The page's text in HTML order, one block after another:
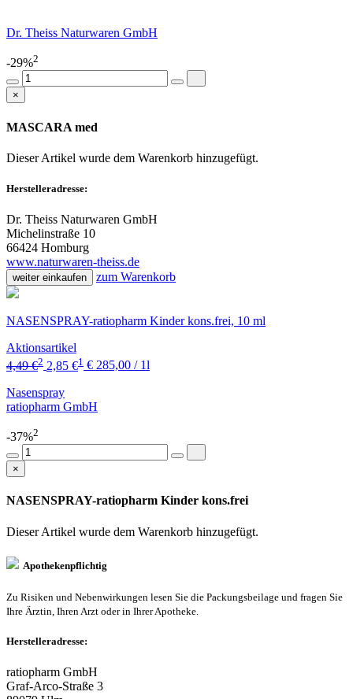
Dr. Theiss Naturwaren GmbH
-29%2
×
MASCARA med
Dieser Artikel wurde dem Warenkorb hinzugefügt.
Herstelleradresse:
Dr. Theiss Naturwaren GmbH
Michelinstraße 10
66424 Homburg
www.naturwaren-theiss.de
weiter einkaufen zum Warenkorb
NASENSPRAY-ratiopharm Kinder kons.frei, 10 ml
Aktionsartikel
4,49 €2 2,85 €1 € 285,00 / 1l
Nasenspray
ratiopharm GmbH
-37%2
×
NASENSPRAY-ratiopharm Kinder kons.frei
Dieser Artikel wurde dem Warenkorb hinzugefügt.
Apothekenpflichtig
Zu Risiken und Nebenwirkungen lesen Sie die Packungsbeilage und fragen Sie
Ihre Ärztin, Ihren Arzt oder in Ihrer Apotheke.
Herstelleradresse:
ratiopharm GmbH
Graf-Arco-Straße 3